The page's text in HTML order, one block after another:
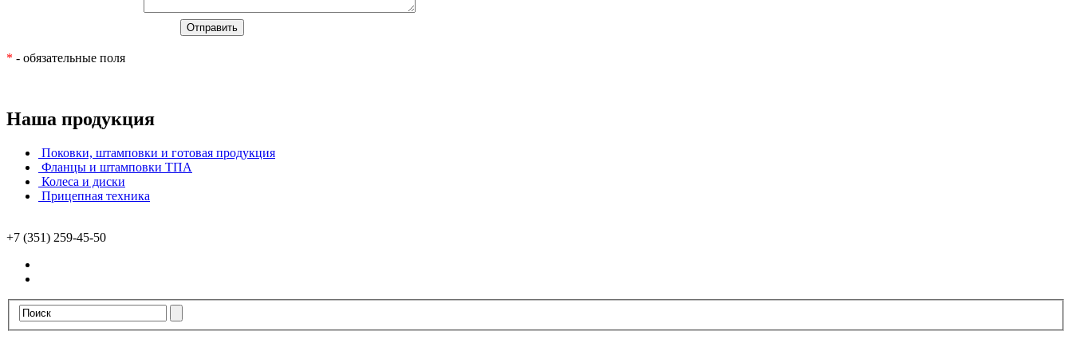
* - обязательные поля
Наша продукция
Поковки, штамповки и готовая продукция
Фланцы и штамповки ТПА
Колеса и диски
Прицепная техника
+7 (351) 259-45-50